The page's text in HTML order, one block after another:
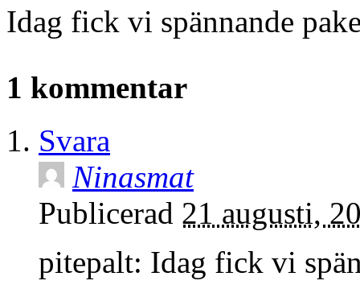
Idag fick vi spännande
1 kommentar
Svara
Ninasmat
Publicerad 21 augusti,
pitepalt: Idag fick vi